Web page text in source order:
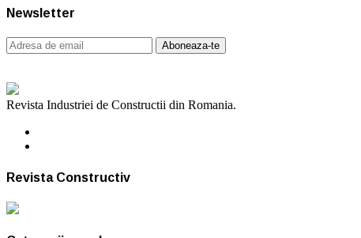
Newsletter
Revista Industriei de Constructii din Romania.
Revista Constructiv